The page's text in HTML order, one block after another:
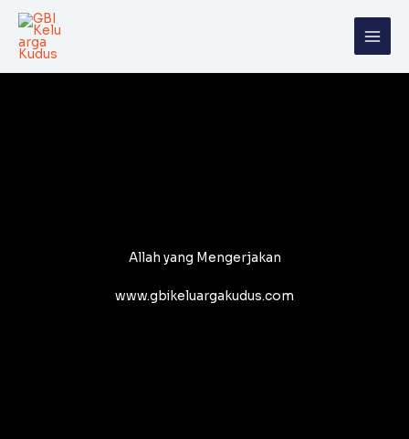
Skip
content
Allah yang Mengerjakan
www.gbikeluargakudus.com